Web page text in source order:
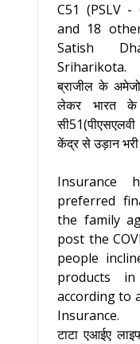
C51 (PSLV -
and 18
Satish
Sriharikota.
ब्राजील के
लेकर भारत के
केंद्र से उड़ान
Insurance
preferred
the family
post the
people
products
according to
Insurance.
टाटा एआईए